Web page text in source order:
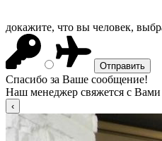
докажите, что вы человек,
Спасибо за Ваше сообщение!
Наш менеджер свяжется с